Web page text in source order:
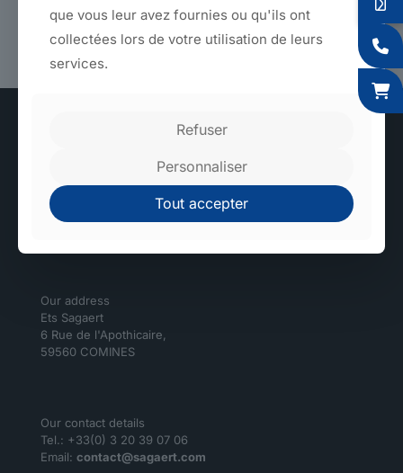
Back to products
High-tech and environmentally friendly factories.
Sagaert
Our address
Ets Sagaert
6 Rue de l'Apothicaire,
59560 COMINES
Our contact details
Tel.: +33(0) 3 20 39 07 06
Email: contact@sagaert.com
que vous leur avez fournies ou qu'ils ont
collectées lors de votre utilisation de leurs
services.
Refuser
Personnaliser
Tout accepter